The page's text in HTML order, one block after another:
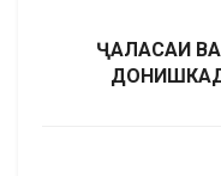
ҶАЛАСАИ